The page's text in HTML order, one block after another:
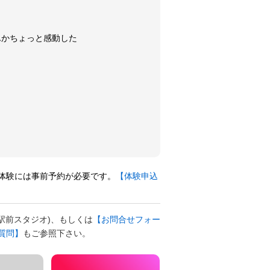
ちょっと感動した
には事前予約が必要です。 【体験申込
前スタジオ)、もしくは 【お問合せフォー
問】
もご参照下さい。